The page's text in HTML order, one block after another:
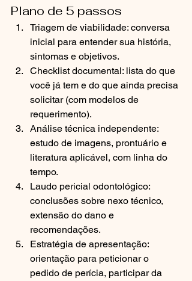
Plano de 5 passos
Triagem de viabilidade: conversa
inicial para entender sua história,
sintomas e objetivos.
Checklist documental: lista do que
você já tem e do que ainda precisa
solicitar (com modelos de
requerimento).
Análise técnica independente:
estudo de imagens, prontuário e
literatura aplicável, com linha do
tempo.
Laudo pericial odontológico:
conclusões sobre nexo técnico,
extensão do dano e
recomendações.
Estratégia de apresentação:
orientação para peticionar o
pedido de perícia, participar da